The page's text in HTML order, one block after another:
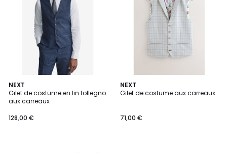
NEXT
Gilet de costume en lin tollegno
aux carreaux
128,00 €
2
Couleurs
NEXT
Gilet de costume aux carreaux
71,00 €